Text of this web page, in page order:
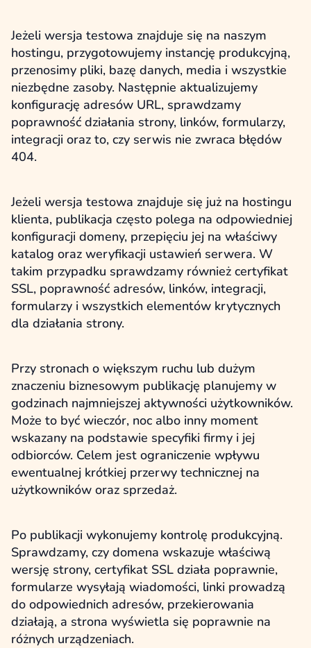
Jeżeli wersja testowa znajduje się na naszym
hostingu, przygotowujemy instancję produkcyjną,
przenosimy pliki, bazę danych, media i wszystkie
niezbędne zasoby. Następnie aktualizujemy
konfigurację adresów URL, sprawdzamy
poprawność działania strony, linków, formularzy,
integracji oraz to, czy serwis nie zwraca błędów
404.
Jeżeli wersja testowa znajduje się już na hostingu
klienta, publikacja często polega na odpowiedniej
konfiguracji domeny, przepięciu jej na właściwy
katalog oraz weryfikacji ustawień serwera. W
takim przypadku sprawdzamy również certyfikat
SSL, poprawność adresów, linków, integracji,
formularzy i wszystkich elementów krytycznych
dla działania strony.
Przy stronach o większym ruchu lub dużym
znaczeniu biznesowym publikację planujemy w
godzinach najmniejszej aktywności użytkowników.
Może to być wieczór, noc albo inny moment
wskazany na podstawie specyfiki firmy i jej
odbiorców. Celem jest ograniczenie wpływu
ewentualnej krótkiej przerwy technicznej na
użytkowników oraz sprzedaż.
Po publikacji wykonujemy kontrolę produkcyjną.
Sprawdzamy, czy domena wskazuje właściwą
wersję strony, certyfikat SSL działa poprawnie,
formularze wysyłają wiadomości, linki prowadzą
do odpowiednich adresów, przekierowania
działają, a strona wyświetla się poprawnie na
różnych urządzeniach.